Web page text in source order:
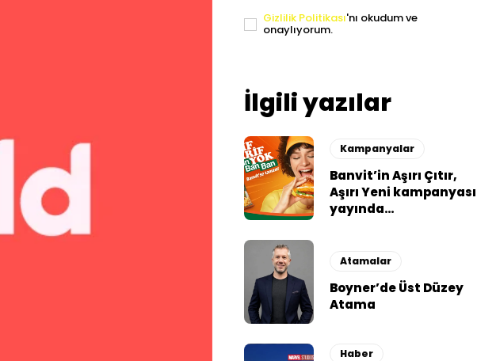
Gizlilik Politikası'nı okudum ve
onaylıyorum.
İlgili yazılar
Kampanyalar
Banvit’in Aşırı Çıtır,
Aşırı Yeni kampanyası
yayında…
Atamalar
Boyner’de Üst Düzey
Atama
Haber